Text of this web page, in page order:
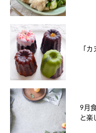
「カ
9月
と楽